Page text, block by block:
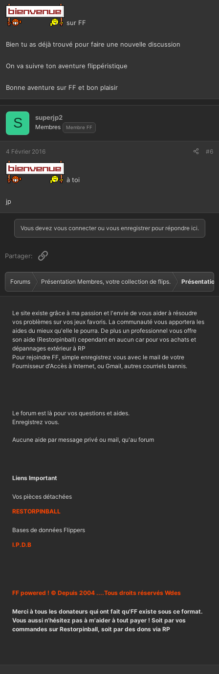
sur FF
Bien tu as déjà trouvé pour faire une nouvelle discussion
On va suivre ton aventure flippéristique
Bonne aventure sur FF et bon plaisir
S superjp2
Membres Membre FF
4 Février 2016 #6
à toi
jp
Vous devez vous connecter ou vous enregistrer pour répondre ici.
Partager: Lien
Forums Présentation Membres, votre collection de flips.
Le site existe grâce à ma passion et l'envie de vous aider à résoudre
vos problèmes sur vos jeux favoris. La communauté vous apportera les
aides du mieux qu'elle le pourra. De plus un professionnel vous offre
son aide (Restorpinball) cependant en aucun car pour vos achats et
dépannages extérieur à RP
Pour rejoindre FF, simple enregistrez vous avec le mail de votre
Fournisseur d'Accès à Internet, ou Gmail, autres courriels bannis.
Le forum est là pour vos questions et aides.
Enregistrez vous.
Aucune aide par message privé ou mail, qu'au forum
Liens Important
Vos pièces détachées
RESTORPINBALL
Bases de données Flippers
I.P.D.B
FF powered ! © Depuis 2004 ....Tous droits réservés Wdes
Merci à tous les donateurs qui ont fait qu'FF existe sous ce format.
Vous aussi n'hésitez pas à m'aider à tout payer ! Soit par vos
commandes sur Restorpinball, soit par des dons via RP